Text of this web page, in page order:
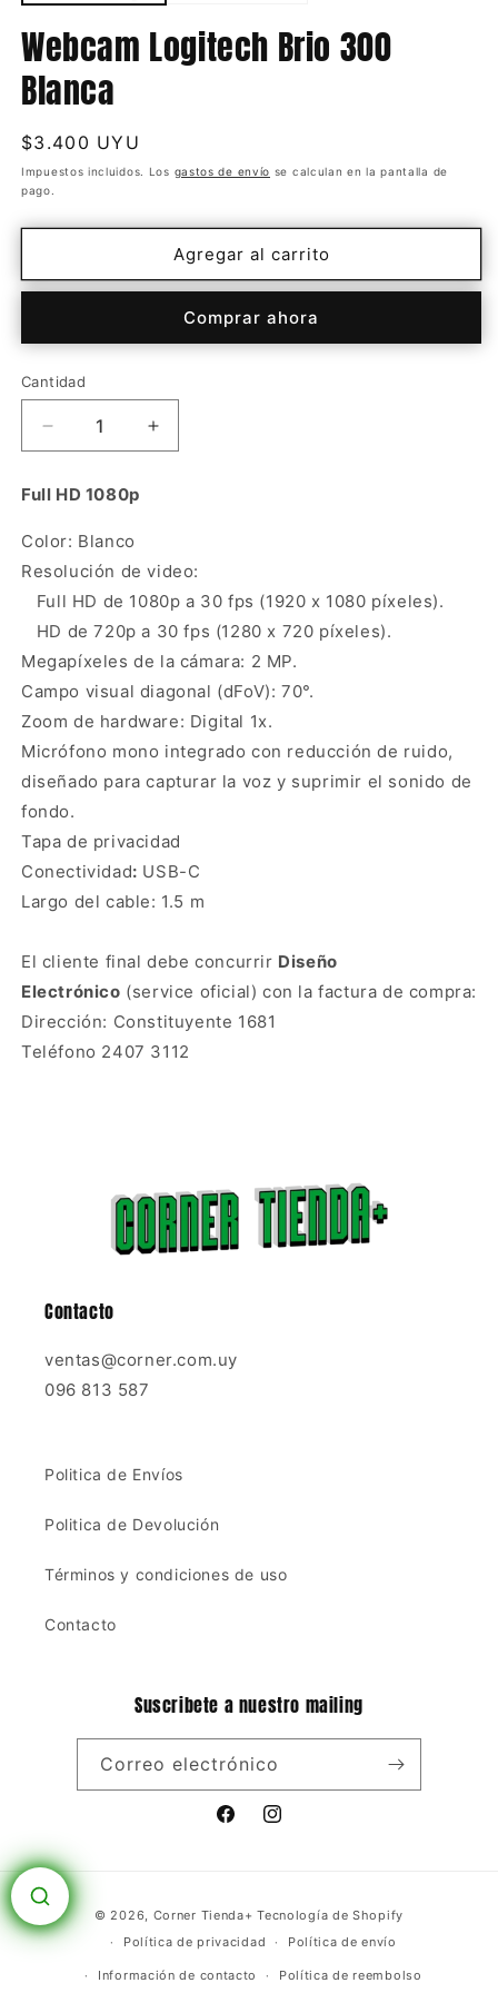
Webcam Logitech Brio 300
Blanca
Precio
habitual
$3.400 UYU
Impuestos incluidos. Los gastos de envío se calculan en la pantalla de
pago.
Agregar al carrito
Comprar ahora
Cantidad
Cantidad
Reducir
cantidad
Webcam
Brio
300
Blanca
Aumentar
cantidad
300
Blanca
Full HD 1080p
Color: Blanco
Resolución de video:
Full HD de 1080p a 30 fps (1920 x 1080 píxeles).
HD de 720p a 30 fps (1280 x 720 píxeles).
Megapíxeles de la cámara: 2 MP.
Campo visual diagonal (dFoV): 70°.
Zoom de hardware: Digital 1x.
Micrófono mono integrado con reducción de ruido,
diseñado para capturar la voz y suprimir el sonido de
fondo.
Tapa de privacidad
Conectividad: USB-C
Largo del cable: 1.5 m
El cliente final debe concurrir Diseño
Electrónico (service oficial) con la factura de compra:
Dirección: Constituyente 1681
Teléfono 2407 3112
Contacto
ventas@corner.com.uy
096 813 587
Politica de Envíos
Politica de Devolución
Términos y condiciones de uso
Contacto
Suscribete a nuestro mailing
Correo electrónico
FacebookInstagram
de
© 2026, Corner Tienda+ Tecnología de Shopify
Política de privacidad
Política de envío
Información de contacto Política de reembolso